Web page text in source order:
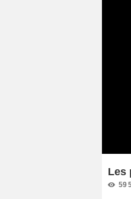
Les
59